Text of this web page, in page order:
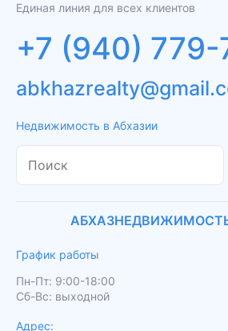
Единая линия для всех клиентов
+7 (940) 779-
Недвижимость в Абхазии
График работы
Пн-Пт: 9:00-18:00
Сб-Вс: выходной
Адрес: